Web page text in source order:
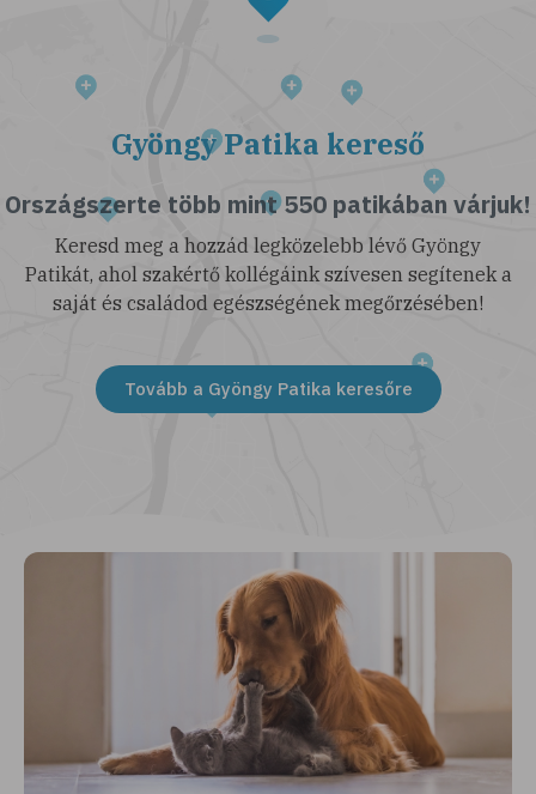
Gyöngy Patika kereső
Országszerte több mint 550 patikában várjuk!
Keresd meg a hozzád legközelebb lévő Gyöngy
Patikát, ahol szakértő kollégáink szívesen segítenek a
saját és családod egészségének megőrzésében!
Tovább a Gyöngy Patika keresőre